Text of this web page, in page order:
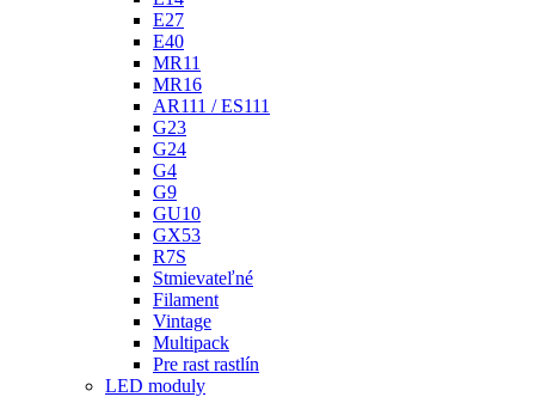
E27
E40
MR11
MR16
AR111 / ES111
G23
G24
G4
G9
GU10
GX53
R7S
Stmievateľné
Filament
Vintage
Multipack
Pre rast rastlín
LED moduly